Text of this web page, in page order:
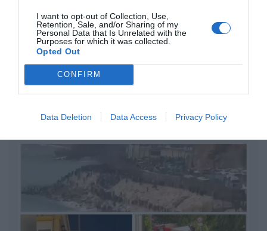
I want to opt-out of Collection, Use,
Retention, Sale, and/or Sharing of my
Personal Data that Is Unrelated with the
Purposes for which it was collected.
Opted Out
CONFIRM
Data Deletion Data Access Privacy Policy
Plus Ultra
por Redacción
Artículos anteriores
Opinión
Enormes minucias